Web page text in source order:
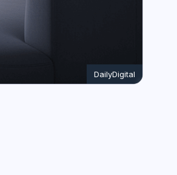
DailyDigital